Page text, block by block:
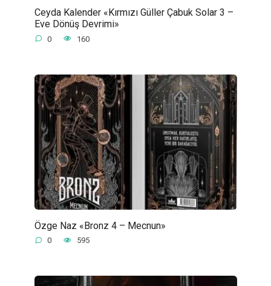
Ceyda Kalender «Kırmızı Güller Çabuk Solar 3 –
Eve Dönüş Devrimi»
0 160
Özge Naz «Bronz 4 – Mecnun»
0 595